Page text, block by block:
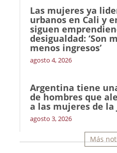
Las mujeres ya
urbanos en Cali y
siguen
desigualdad: ‘Son
menos ingresos’
agosto 4, 2026
Argentina tiene
de hombres que
a las mujeres de la
agosto 3, 2026
Más